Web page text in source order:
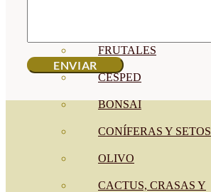
FRUTALES
CÉSPED
BONSAI
CONÍFERAS Y SETOS
OLIVO
CACTUS, CRASAS Y